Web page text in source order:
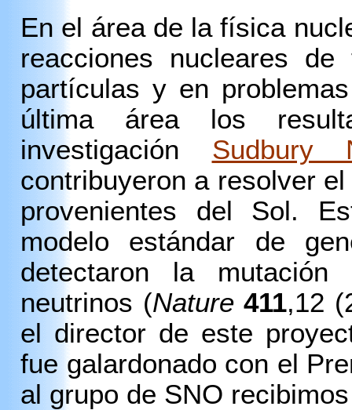
En el área de la física
reacciones nucleares
partículas y en
última área los
investigación Sudbury
contribuyeron a resolver
provenientes del Sol.
modelo estándar de
detectaron la
neutrinos (Nature 411,12
el director de este
fue galardonado con el
al grupo de SNO